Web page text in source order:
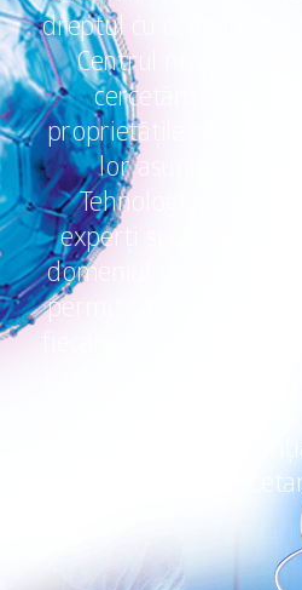
dreptul cu cercetările
Centrul nostru de
cercetăm
proprietățile plantelor,
lor asupra
Tehnologiile
experți și cercetătorii
domeniul substanțelor
permit să lansăm
rusă, aplicăm în
perspectivă ale
și dezvoltăm